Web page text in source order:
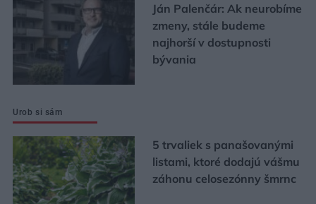
Ján Palenčár: Ak neurobíme
zmeny, stále budeme
najhorší v dostupnosti
bývania
Urob si sám
5 trvaliek s panašovanými
listami, ktoré dodajú vášmu
záhonu celosezónny šmrnc